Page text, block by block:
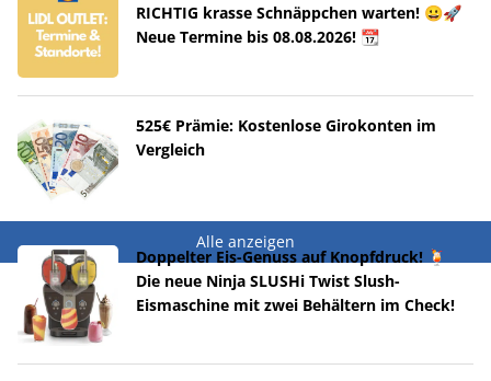
RICHTIG krasse Schnäppchen warten! 😀🚀
Neue Termine bis 08.08.2026! 📆
525€ Prämie: Kostenlose Girokonten im
Vergleich
Alle anzeigen
Doppelter Eis-Genuss auf Knopfdruck! 🍹
Die neue Ninja SLUSHi Twist Slush-
Eismaschine mit zwei Behältern im Check!